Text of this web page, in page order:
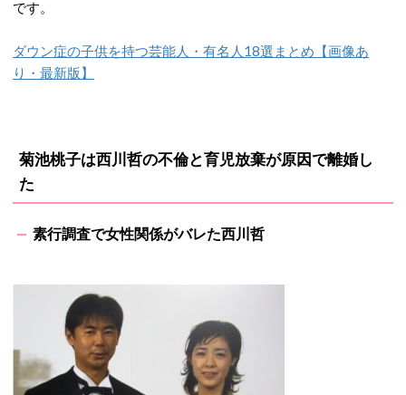
です。
ダウン症の子供を持つ芸能人・有名人18選まとめ【画像あ
り・最新版】
菊池桃子は西川哲の不倫と育児放棄が原因で離婚し
た
素行調査で女性関係がバレた西川哲